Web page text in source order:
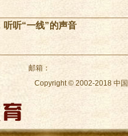
听听“一线”的声音
邮箱：
Copyright © 2002-2018 中